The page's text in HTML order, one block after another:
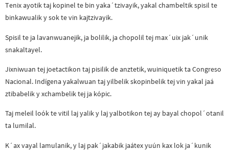
Tenix ayotik taj kopinel te bin yaka´tzivayik, yakal chambeltik spisil te
binkawualik y sok te vin kajtzivayik.
Spisil te ja lavanwuanejik, ja bolilik, ja chopolil tej max´uix jak´unik
snakaltayel.
Jixniwuan tej joetactikon taj pisilik de anztetik, wuiniquetik ta Congreso
Nacional. Indígena yakalwuan taj yilbelik skopinbelik tej vin yakal jaá
ztibabelik y xchambelik tej ja kópic.
Taj meleil loók te vitil laj yalik y laj yalbotikon tej ay bayal chopol´otanil
ta lumilal.
K´ax vayal lamulanik, y laj pak´jakabik jaátex yuún kax lok ja´kunik